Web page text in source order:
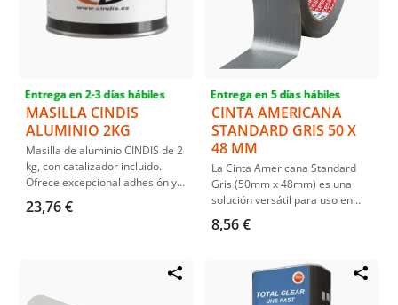
Entrega en 2-3 días hábiles
MASILLA CINDIS
ALUMINIO 2KG
Masilla de aluminio CINDIS de 2
kg, con catalizador incluido.
Ofrece excepcional adhesión y
dureza, resistente al agua,
carburantes y aceites. Ideal
lijar, garantiza una estructura
laminar perfecta.
23,76 €
Entrega en 5 días hábiles
CINTA AMERICANA
STANDARD GRIS 50 X
48 MM
La Cinta Americana Standard
Gris (50mm x 48mm) es una
solución versátil para uso en
interiores y exteriores.
Fabricada con un adhesivo de
multiusos ofrece excelente
adherencia en diversas
superficies y es resistente al
8,56 €